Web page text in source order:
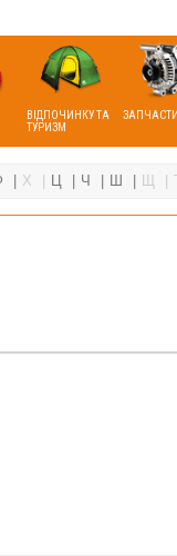
ВІДПОЧИНКУ ТА
ТУРИЗМ
Х Ц Ч Ш Щ